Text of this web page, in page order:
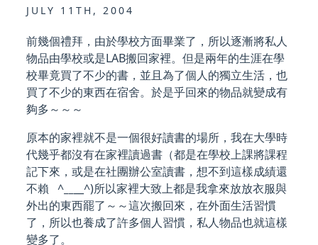
JULY 11TH, 2004
前幾個禮拜，由於學校方面畢業了，所以逐漸將私人
物品由學校或是LAB搬回家裡。但是兩年的生涯在學
校畢竟買了不少的書，並且為了個人的獨立生活，也
買了不少的東西在宿舍。於是乎回來的物品就變成有
夠多～～～
原本的家裡就不是一個很好讀書的場所，我在大學時
代幾乎都沒有在家裡讀過書（都是在學校上課將課程
記下來，或是在社團辦公室讀書，想不到這樣成績還
不賴 ^__
__^)所以家裡大致上都是我拿來放放衣服與
外出的東西罷了～～這次搬回來，在外面生活習慣
了，所以也養成了許多個人習慣，私人物品也就這樣
變多了。